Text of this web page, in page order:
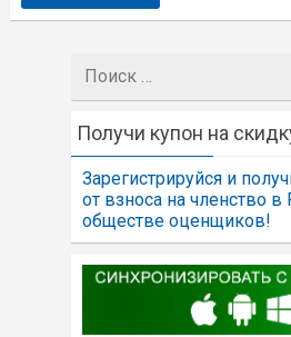
Поиск:
Получи купон на
Зарегистрируйся и
от взноса на членство
обществе оценщиков!